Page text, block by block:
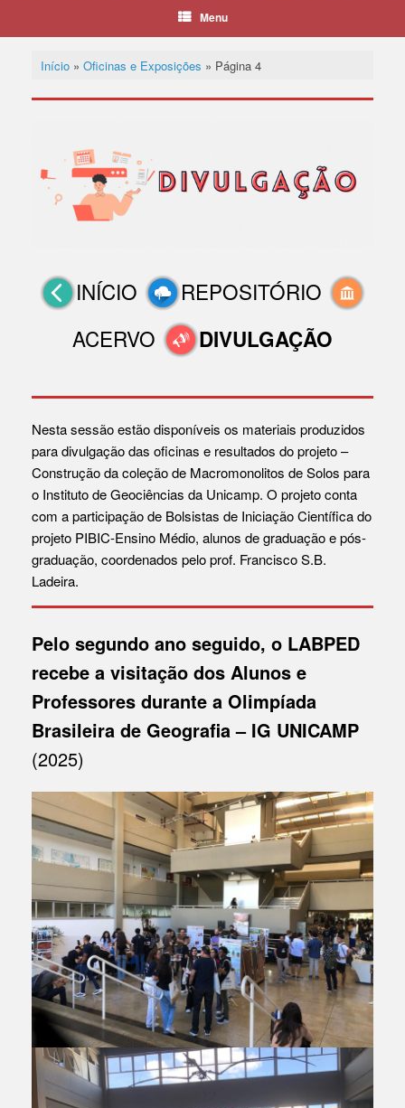
Menu
Início» Oficinas e Exposições » Página 4
INÍCIO
REPOSITÓRIO
ACERVO
DIVULGAÇÃO
Nesta sessão estão disponíveis os materiais produzidos
para divulgação das oficinas e resultados do projeto –
Construção da coleção de Macromonolitos de Solos para
o Instituto de Geociências da Unicamp. O projeto conta
com a participação de Bolsistas de Iniciação Científica do
projeto PIBIC-Ensino Médio, alunos de graduação e pós-
graduação, coordenados pelo prof. Francisco S.B.
Ladeira.
Pelo segundo ano seguido, o LABPED
recebe a visitação dos Alunos e
Professores durante a Olimpíada
Brasileira de Geografia – IG UNICAMP
(2025)